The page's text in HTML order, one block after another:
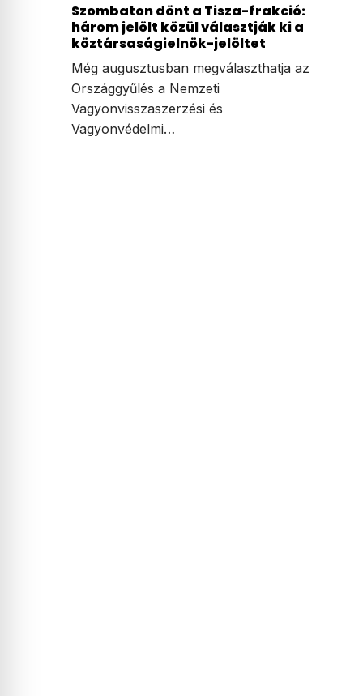
Szombaton dönt a Tisza-frakció:
három jelölt közül választják ki a
köztársaságielnök-jelöltet
Még augusztusban megválaszthatja az
Országgyűlés a Nemzeti
Vagyonvisszaszerzési és
Vagyonvédelmi…